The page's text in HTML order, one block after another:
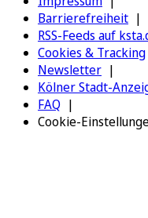
Barrierefreiheit
RSS-Feeds auf
Cookies & Tracking
Newsletter
Kölner Stadt-
FAQ
Cookie-